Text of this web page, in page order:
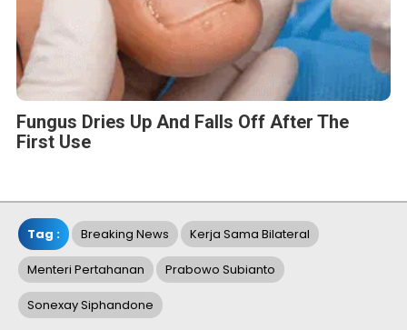
Fungus Dries Up And Falls Off After The
First Use
Tag : Breaking News Kerja Sama Bilateral
Menteri Pertahanan Prabowo Subianto
Sonexay Siphandone